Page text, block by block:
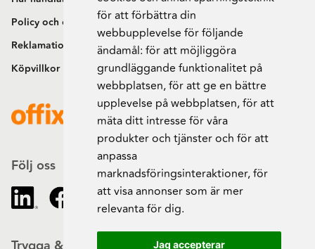
för att förbättra din
webbupplevelse för följande
ändamål: för att möjliggöra
grundläggande funktionalitet på
webbplatsen,för att ge en bättre
upplevelse på webbplatsen,för att
mäta ditt intresse för våra
produkter och tjänster och för att
anpassa
marknadsföringsinteraktioner,för
att visa annonser som är mer
relevanta för dig.
Jag accepterar
Policy och cookies
Reklamation och retur
Köpvillkor
Följ oss